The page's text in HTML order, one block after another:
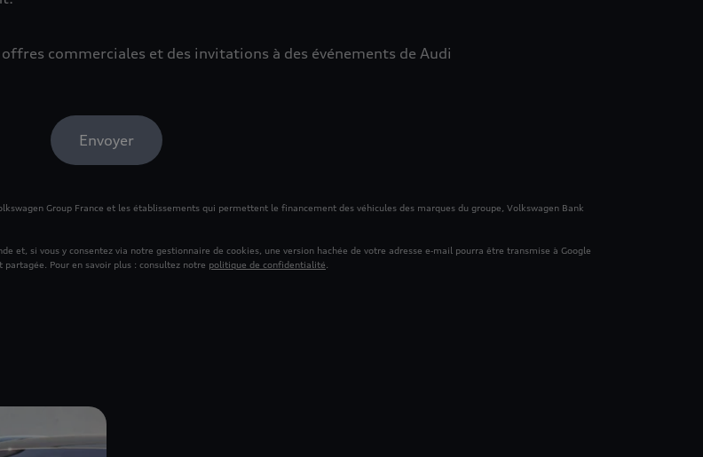
commerciales et des invitations à des événements de Audi
Envoyer
Group France et les établissements qui permettent le financement des véhicules des marques du groupe, Volkswagen Bank
et, si vous y consentez via notre gestionnaire de cookies, une version hachée de votre adresse e‑mail pourra être transmise à Google
Pour en savoir plus : consultez notre politique de confidentialité